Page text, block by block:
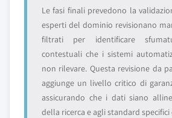
Le fasi finali prevedono la
esperti del dominio revisionano
filtrati per identificare
contestuali che i sistemi
non rilevare. Questa revisione da
aggiunge un livello critico di
assicurando che i dati siano
della ricerca e agli standard